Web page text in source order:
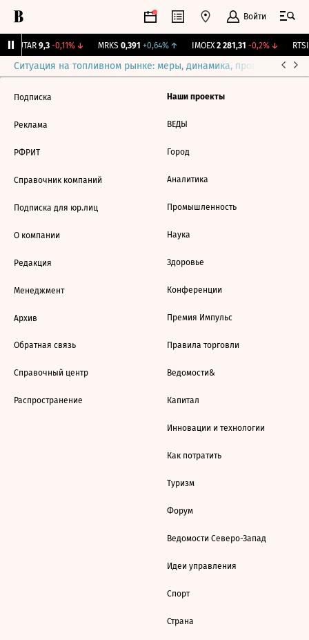
Войти
UTAR 9,3 -0,11%↓ MRKS 0,391 +0,64%↑ IMOEX 2 281,31 -0,2%↓ RTSI
Ситуация на топливном рынке: меры, динамика, прогнозы
Подписка
Реклама
РФРИТ
Справочник компаний
Подписка для юр.лиц
О компании
Редакция
Менеджмент
Архив
Обратная связь
Справочный центр
Распространение
Наши проекты
ВЕДЫ
Город
Аналитика
Промышленность
Наука
Здоровье
Конференции
Премия Импульс
Правила торговли
Ведомости&
Капитал
Инновации и технологии
Как потратить
Туризм
Форум
Ведомости Северо-Запад
Идеи управления
Спорт
Страна